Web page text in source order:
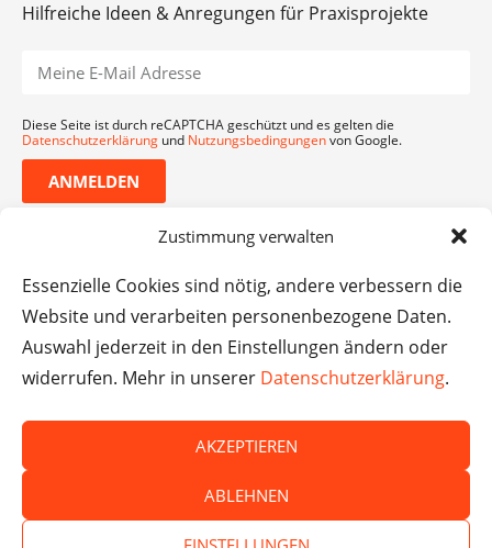
Zustimmung verwalten
Essenzielle Cookies sind nötig, andere verbessern die
Website und verarbeiten personenbezogene Daten.
Auswahl jederzeit in den Einstellungen ändern oder
widerrufen. Mehr in unserer Datenschutzerklärung.
AKZEPTIEREN
ABLEHNEN
Hilfreiche Ideen & Anregungen für Praxisprojekte
Diese Seite ist durch reCAPTCHA geschützt und es gelten die
Datenschutzerklärung und Nutzungsbedingungenvon Google.
ANMELDEN
nicht für die Inhalte externer Websites.